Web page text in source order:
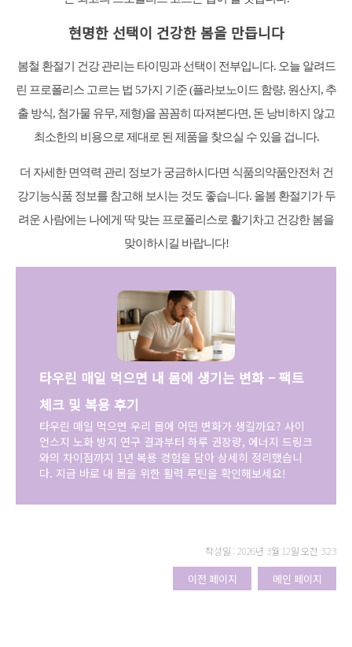
현명한 선택이 건강한 봄을 만듭니다
봄철 환절기 건강 관리는 타이밍과 선택이 전부입니다. 오늘 알려드
린 프로폴리스 고르는 법 5가지 기준 (플라보노이드 함량, 원산지, 추
출 방식, 첨가물 유무, 제형)을 꼼꼼히 따져본다면, 돈 낭비하지 않고
최소한의 비용으로 제대로 된 제품을 찾으실 수 있을 겁니다.
더 자세한 면역력 관리 정보가 궁금하시다면 식품의약품안전처 건
강기능식품 정보를 참고해 보시는 것도 좋습니다. 올봄 환절기가 두
려운 사람에는 나에게 딱 맞는 프로폴리스로 활기차고 건강한 봄을
맞이하시길 바랍니다!
타우린 매일 먹으면 내 몸에 생기는 변화 – 팩트
체크 및 복용 후기
타우린 매일 먹으면 우리 몸에 어떤 변화가 생길까요? 사이
언스지 노화 방지 연구 결과부터 하루 권장량, 에너지 드링크
와의 차이점까지 1년 복용 경험을 담아 상세히 정리했습니
다. 지금 바로 내 몸을 위한 활력 루틴을 확인해보세요!
작성일 : 2026년 3월 12일 오전 3:23
이전 페이지 메인 페이지